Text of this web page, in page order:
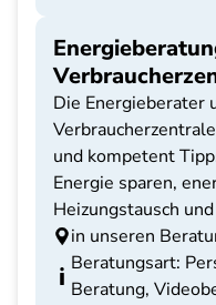
Die Energieberater
und kompetent
Energie sparen,
Heizungstausch
in unseren
Beratungsart:
Beratung,